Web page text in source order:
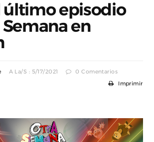
último episodio
en
A La/s : 5/17/2021 0 Comentarios
Imprimir